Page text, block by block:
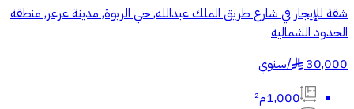
شقة للإيجار في شارع طريق الملك عبدالله, حي الربوة, مدينة عرعر, منطقة
الحدود الشماليه
30,000
§
/سنوي
1,000م²